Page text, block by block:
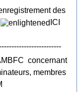
des
ICI
concernant
membres